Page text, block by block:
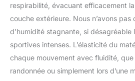
respirabilité, évacuant efficacement
couche extérieure. Nous n’avons
d’humidité stagnante, si désagréable
sportives intenses. L’élasticité du
chaque mouvement avec fluidité,
randonnée ou simplement lors d’une